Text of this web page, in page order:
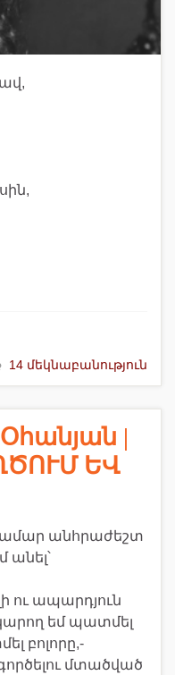
14 մեկնաբանություն
Օհանյան |
ԵՎ
անհրաժեշտ
անել՝
ապարդյուն
կարող եմ պատմել
բոլորը,-
մտածված